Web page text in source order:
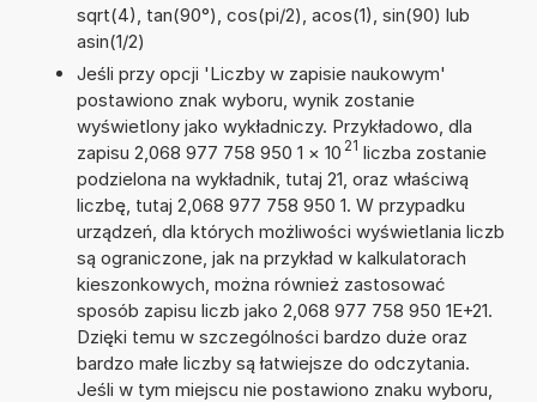
sqrt(4), tan(90°), cos(pi/2), acos(1), sin(90) lub
asin(1/2)
Jeśli przy opcji 'Liczby w zapisie naukowym'
postawiono znak wyboru, wynik zostanie
wyświetlony jako wykładniczy. Przykładowo, dla
zapisu 2,068 977 758 950 1 × 10 21 liczba zostanie
podzielona na wykładnik, tutaj 21, oraz właściwą
liczbę, tutaj 2,068 977 758 950 1. W przypadku
urządzeń, dla których możliwości wyświetlania liczb
są ograniczone, jak na przykład w kalkulatorach
kieszonkowych, można również zastosować
sposób zapisu liczb jako 2,068 977 758 950 1E+21.
Dzięki temu w szczególności bardzo duże oraz
bardzo małe liczby są łatwiejsze do odczytania.
Jeśli w tym miejscu nie postawiono znaku wyboru,